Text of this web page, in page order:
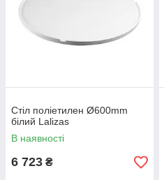
Стіл поліетилен Ø600mm
білий Lalizas
В наявності
6 723 ₴